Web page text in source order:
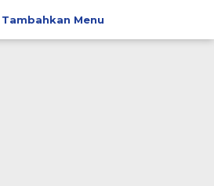
Tambahkan Menu